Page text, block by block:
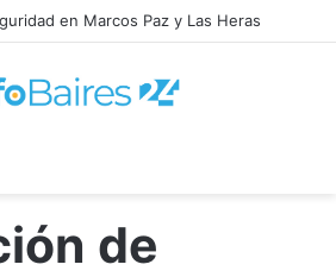
en Marcos Paz y Las Heras
de